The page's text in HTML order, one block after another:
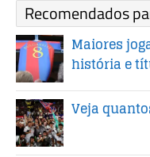
Recomendados
Maiores
história e
Veja